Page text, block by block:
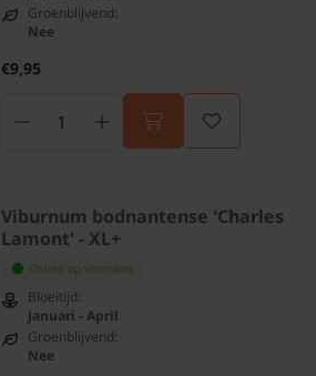
Groenblijvend:
Nee
€9,95
Viburnum bodnantense 'Charles
Lamont' - XL+
Online op voorraad
Bloeitijd:
Januari - April
Groenblijvend:
Nee